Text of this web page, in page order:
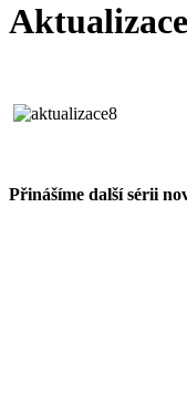
Přinášíme další sérii